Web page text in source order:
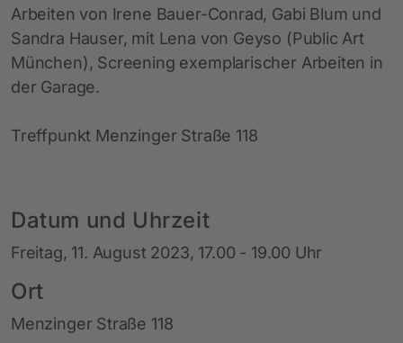
Arbeiten von Irene Bauer-Conrad, Gabi Blum und
Sandra Hauser, mit Lena von Geyso (Public Art
München), Screening exemplarischer Arbeiten in
der Garage.
Treffpunkt Menzinger Straße 118
Datum und Uhrzeit
Freitag, 11. August 2023, 17.00 - 19.00 Uhr
Ort
Menzinger Straße 118